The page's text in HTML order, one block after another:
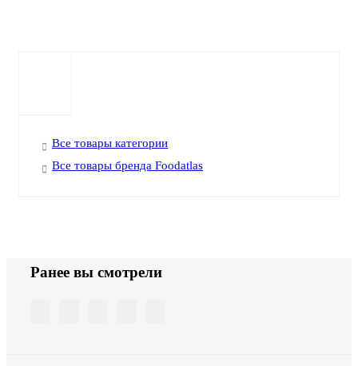
Все товары категории
Все товары бренда Foodatlas
Ранее вы смотрели